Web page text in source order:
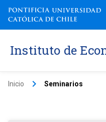
Instituto de
Inicio keyboard_arrow_right Seminarios